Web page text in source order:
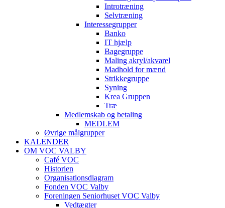
Introtræning
Selvtræning
Interessegrupper
Banko
IT hjælp
Bagegruppe
Maling akryl/akvarel
Madhold for mænd
Strikkegruppe
Syning
Krea Gruppen
Træ
Medlemskab og betaling
MEDLEM
Øvrige målgrupper
KALENDER
OM VOC VALBY
Café VOC
Historien
Organisationsdiagram
Fonden VOC Valby
Foreningen Seniorhuset VOC Valby
Vedtægter